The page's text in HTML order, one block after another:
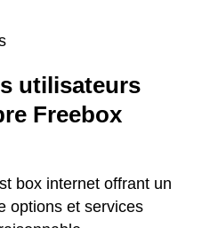
utilisateurs
Freebox
box internet offrant un
options et services